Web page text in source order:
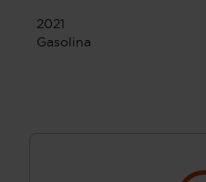
2021
Gasolina